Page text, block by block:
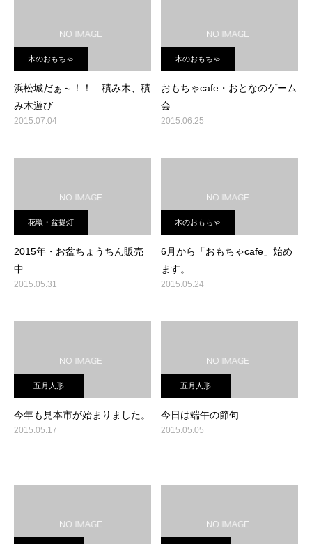
木のおもちゃ
浜松城だぁ～！！ 積み木、積
み木遊び
2015.07.04
木のおもちゃ
おもちゃcafe・おとなのゲーム
会
2015.06.25
花環・盆提灯
2015年・お盆ちょうちん販売
中
2015.05.31
木のおもちゃ
6月から「おもちゃcafe」始め
ます。
2015.05.24
五月人形
今年も見本市が始まりました。
2015.05.17
五月人形
今日は端午の節句
2015.05.05